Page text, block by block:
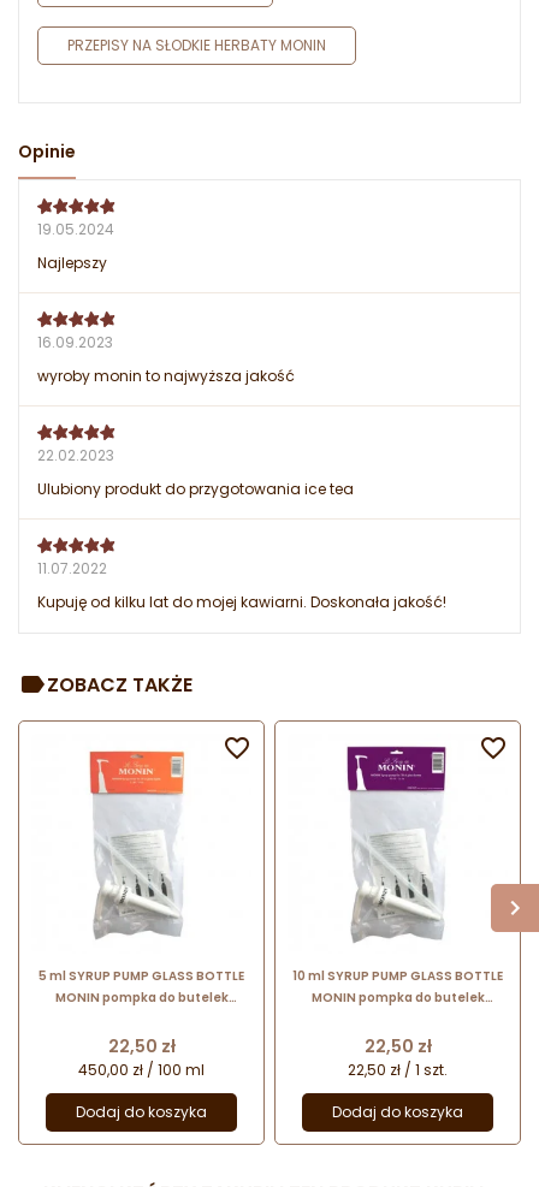
PRZEPISY NA SŁODKIE HERBATY MONIN
Opinie
19.05.2024
Najlepszy
16.09.2023
wyroby monin to najwyższa jakość
22.02.2023
Ulubiony produkt do przygotowania ice tea
11.07.2022
Kupuję od kilku lat do mojej kawiarni. Doskonała jakość!
ZOBACZ TAKŻE
5 ml SYRUP PUMP GLASS BOTTLE
MONIN pompka do butelek
Cena
22,50 zł
450,00 zł / 100 ml
Dodaj do koszyka

10 ml SYRUP PUMP GLASS BOTTLE
MONIN pompka do butelek
Cena
22,50 zł
22,50 zł / 1 szt.
Dodaj do koszyka
